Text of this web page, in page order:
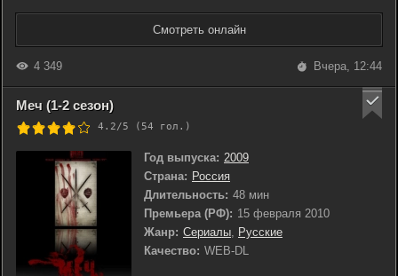
Смотреть онлайн
4 349 Вчера, 12:44
Меч (1-2 сезон)
4.2/5 (54 гол.)
Год выпуска: 2009
Страна: Россия
Длительность: 48 мин
Премьера (РФ): 15 февраля 2010
Жанр: Сериалы, Русские
Качество: WEB-DL